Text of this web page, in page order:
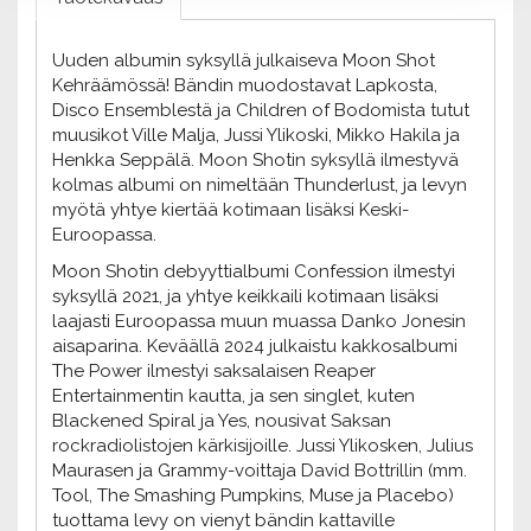
Uuden albumin syksyllä julkaiseva Moon Shot
Kehräämössä! Bändin muodostavat Lapkosta,
Disco Ensemblestä ja Children of Bodomista tutut
muusikot Ville Malja, Jussi Ylikoski, Mikko Hakila ja
Henkka Seppälä. Moon Shotin syksyllä ilmestyvä
kolmas albumi on nimeltään Thunderlust, ja levyn
myötä yhtye kiertää kotimaan lisäksi Keski-
Euroopassa.
Moon Shotin debyyttialbumi Confession ilmestyi
syksyllä 2021, ja yhtye keikkaili kotimaan lisäksi
laajasti Euroopassa muun muassa Danko Jonesin
aisaparina. Keväällä 2024 julkaistu kakkosalbumi
The Power ilmestyi saksalaisen Reaper
Entertainmentin kautta, ja sen singlet, kuten
Blackened Spiral ja Yes, nousivat Saksan
rockradiolistojen kärkisijoille. Jussi Ylikosken, Julius
Maurasen ja Grammy-voittaja David Bottrillin (mm.
Tool, The Smashing Pumpkins, Muse ja Placebo)
tuottama levy on vienyt bändin kattaville